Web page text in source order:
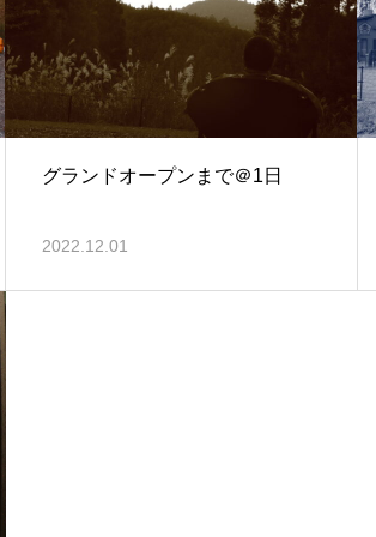
グランドオープンまで＠1日
2022.12.01